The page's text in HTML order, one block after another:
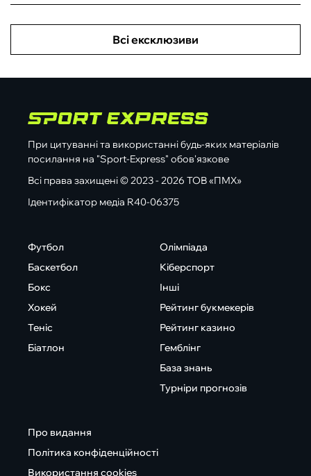
Всі ексклюзиви
При цитуванні та використанні будь-яких матеріалів
посилання на "Sport-Express" обов'язкове
Всі права захищені © 2023 - 2026 ТОВ «ПМХ»
Ідентифікатор медіа R40-06375
Футбол
Баскетбол
Бокс
Хокей
Теніс
Біатлон
Олімпіада
Кіберспорт
Інші
Рейтинг букмекерів
Рейтинг казино
Гемблінг
База знань
Турніри прогнозів
Про видання
Політика конфіденційності
Використання cookies